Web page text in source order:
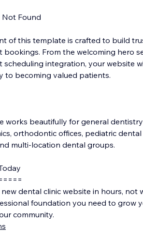
Not Found
of this template is crafted to build
From the welcoming hero
integration, your website
to becoming valued patients.
works beautifully for general
orthodontic offices, pediatric
multi-location dental groups.
dental clinic website in hours, not
foundation you need to grow
community.